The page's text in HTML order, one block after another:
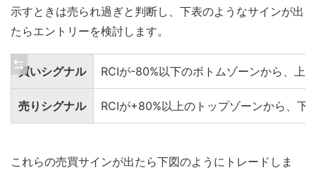
示すときは売られ過ぎと判断し、下表のようなサインが出
たらエントリーを検討します。
買いシグナル RCIが-80%以下のボトムゾーンから、上
売りシグナル RCIが+80%以上のトップゾーンから、
これらの売買サインが出たら下図のようにトレードしま